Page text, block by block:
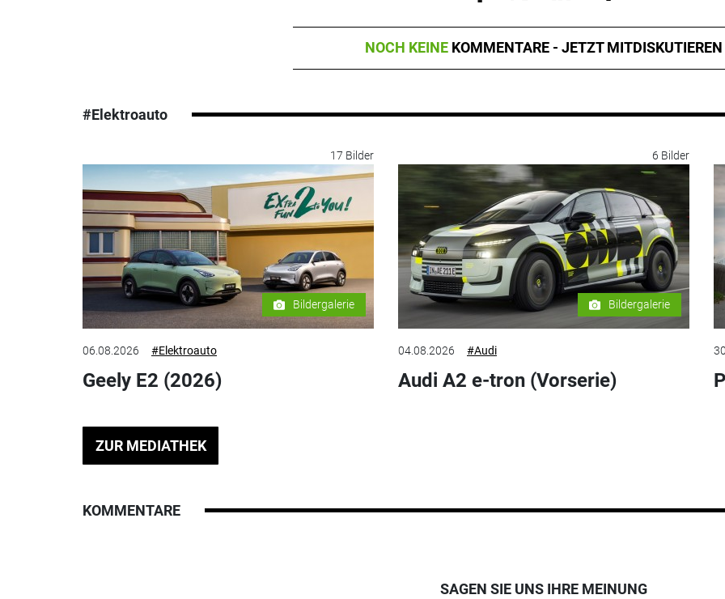
NOCH KEINE KOMMENTARE - JETZT MITDISKUTIEREN
#Elektroauto
17 Bilder
Bildergalerie
06.08.2026 #Elektroauto
Geely E2 (2026)
6 Bilder
Bildergalerie
04.08.2026 #Audi
Audi A2 e-tron (Vorserie)
ZUR MEDIATHEK
KOMMENTARE
SAGEN SIE UNS IHRE MEINUNG